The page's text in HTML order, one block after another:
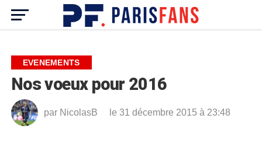
EVENEMENTS
Nos voeux pour 2016
par NicolasB le 31 décembre 2015 à 23:48